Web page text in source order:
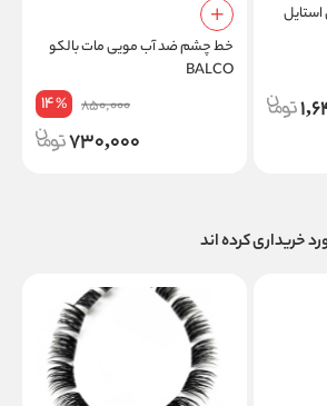
خط چشم ضد آب مویی مات بالکو
BALCO
850,000
14%
730,000
خریداری کرده اند